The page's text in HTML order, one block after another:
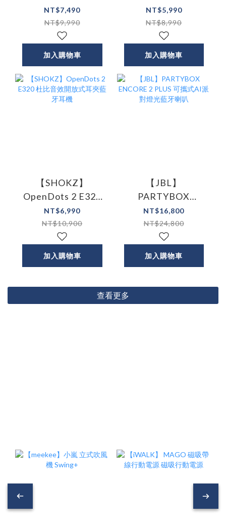
5 Pro Max AI降噪真
無線藍牙耳機
NT$7,490
NT$9,990
加入購物車
5 Pro AI降噪真無線
藍牙耳機
NT$5,990
NT$8,990
加入購物車
【SHOKZ】
OpenDots 2 E320
杜比音效開放式耳
夾藍牙耳機
NT$6,990
NT$10,900
加入購物車
【JBL】
PARTYBOX
ENCORE 2 PLUS 可
攜式AI派對燈光藍
牙喇叭
NT$16,800
NT$24,800
加入購物車
查看更多